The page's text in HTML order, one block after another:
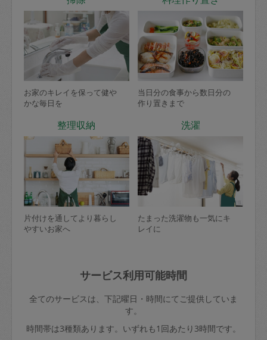
お家のキレイを保って健や
かな毎日を
当日分の食事から数日分の
作り置きまで
整理収納
片付けを通してより暮らし
やすいお家へ
洗濯
たまった洗濯物も一気にキ
レイに
サービス利用可能時間
全てのサービスは、下記曜日・時間にてご提供していま
す。
時間帯は3種類あります。いずれも1回あたり3時間です。